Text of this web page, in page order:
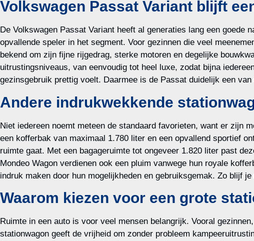
Volkswagen Passat Variant blijft
De Volkswagen Passat Variant heeft al generaties lang een
opvallende speler in het segment. Voor gezinnen die veel
bekend om zijn fijne rijgedrag, sterke motoren en degelijke
uitrustingsniveaus, van eenvoudig tot heel luxe, zodat bijna
gezinsgebruik prettig voelt. Daarmee is de Passat duidelijk een
Andere indrukwekkende
Niet iedereen noemt meteen de standaard favorieten, want er zijn
een kofferbak van maximaal 1.780 liter en een opvallend sportief
ruimte gaat. Met een bagageruimte tot ongeveer 1.820 liter past
Mondeo Wagon verdienen ook een pluim vanwege hun royale
indruk maken door hun mogelijkheden en gebruiksgemak. Zo blijf
Waarom kiezen voor een grote
Ruimte in een auto is voor veel mensen belangrijk. Vooral
stationwagon geeft de vrijheid om zonder probleem